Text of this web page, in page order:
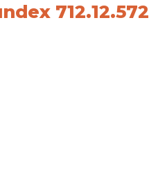
712.12.572